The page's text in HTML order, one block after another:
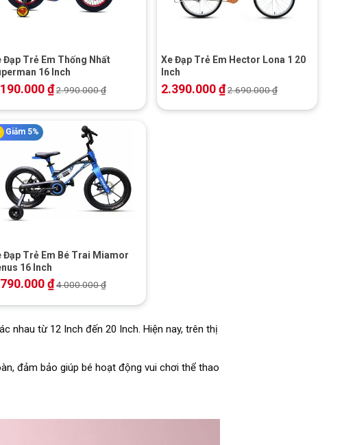
Đạp Trẻ Em Thống Nhất
16 Inch
₫2.990.000₫
Xe Đạp Trẻ Em Hector Lona 1 20
Inch
2.390.000₫2.690.000₫
Giảm 5%
Đạp Trẻ Em Bé Trai Miamor
16 Inch
₫4.000.000₫
nhau từ 12 Inch đến 20 Inch. Hiện nay, trên thị
đảm bảo giúp bé hoạt động vui chơi thể thao